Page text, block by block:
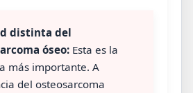
distinta del
óseo:Esta es la
más importante. A
del osteosarcoma